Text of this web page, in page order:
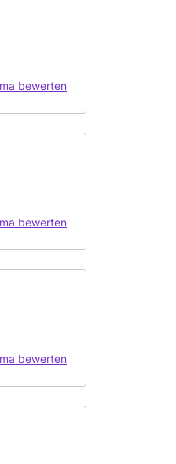
bewerten
bewerten
bewerten